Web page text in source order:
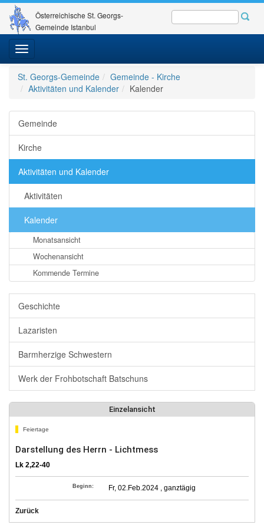
Österreichische St. Georgs-
Gemeinde Istanbul
Toggle
navigation
St. Georgs-Gemeinde
Gemeinde - Kirche
Aktivitäten und Kalender
Kalender
Gemeinde
Kirche
Aktivitäten und Kalender
Aktivitäten
Kalender
Monatsansicht
Wochenansicht
Kommende Termine
Geschichte
Lazaristen
Barmherzige Schwestern
Werk der Frohbotschaft Batschuns
Einzelansicht
Feiertage
Darstellung des Herrn - Lichtmess
Lk 2,22-40
Beginn: Fr, 02.Feb.2024 , ganztägig
Zurück